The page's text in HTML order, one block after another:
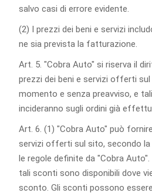
salvo casi di errore evidente.
(2) I prezzi dei beni e servizi
ne sia prevista la fatturazione.
Art. 5. "Cobra Auto" si riserva il
prezzi dei beni e servizi offerti
momento e senza preavviso, e
incideranno sugli ordini già
Art. 6. (1) "Cobra Auto" può
servizi offerti sul sito, secondo la
le regole definite da "Cobra
tali sconti sono disponibili dove
sconto. Gli sconti possono